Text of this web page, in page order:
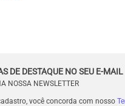
DE DESTAQUE NO SEU E-MAIL
NOSSA NEWSLETTER
você concorda com nosso